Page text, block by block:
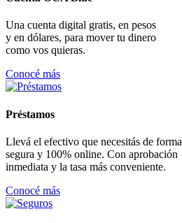
Una cuenta digital gratis, en pesos
y en dólares, para mover tu dinero
como vos quieras.
Conocé más
Préstamos
Llevá el efectivo que necesitás de forma
segura y 100% online. Con aprobación
inmediata y la tasa más conveniente.
Conocé más